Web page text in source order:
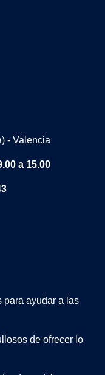
- Valencia
a 15.00
para ayudar a las
de ofrecer lo